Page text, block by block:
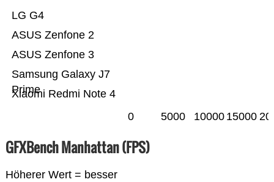
Xiaomi Redmi Note 4
Samsung Galaxy J7
Prime
ASUS Zenfone 3
ASUS Zenfone 2
LG G4
0 5000 10000 15000
GFXBench Manhattan (FPS)
Höherer Wert = besser